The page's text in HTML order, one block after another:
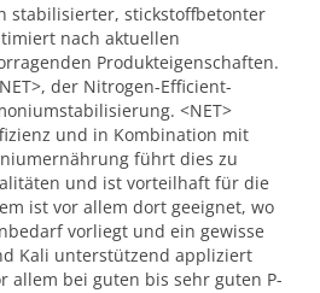
stabilisierter, stickstoffbetonter
nach aktuellen
Produkteigenschaften.
der Nitrogen-Efficient-
<NET>
und in Kombination mit
führt dies zu
und ist vorteilhaft für die
ist vor allem dort geeignet, wo
vorliegt und ein gewisse
Kali unterstützend appliziert
allem bei guten bis sehr guten P-